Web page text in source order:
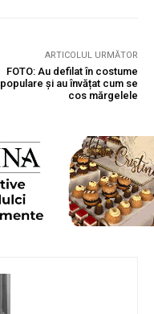
ARTICOLUL URMĂTOR
FOTO: Au defilat în costume
populare și au învățat cum se
cos mărgelele